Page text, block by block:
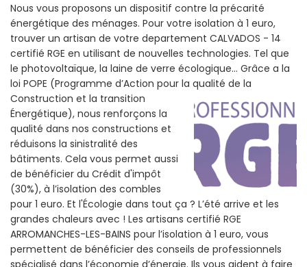
Nous vous proposons un dispositif contre la précarité
énergétique des ménages. Pour votre isolation à 1 euro,
trouver un artisan de votre departement CALVADOS - 14
certifié RGE en utilisant de nouvelles technologies. Tel que
le photovoltaïque, la laine de verre écologique... Grâce a la
loi POPE (Programme d’Action pour la qualité de la
Construction et la transition
Énergétique), nous renforçons la
qualité dans nos constructions et
réduisons la sinistralité des
bâtiments. Cela vous permet aussi
de bénéficier du Crédit d'impôt
(30%), à l’isolation des combles
pour 1 euro. Et l'Écologie dans tout ça ? L’été arrive et les
grandes chaleurs avec ! Les artisans certifié RGE
ARROMANCHES-LES-BAINS pour l’isolation à 1 euro, vous
permettent de bénéficier des conseils de professionnels
spécialisé dans l’économie d’énergie. Ils vous aident à faire